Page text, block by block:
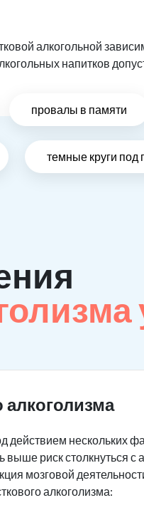
алкогольной
напитков
провалы в памяти
темные круги под
действием нескольких
выше риск столкнуться
мозговой
алкоголизма: